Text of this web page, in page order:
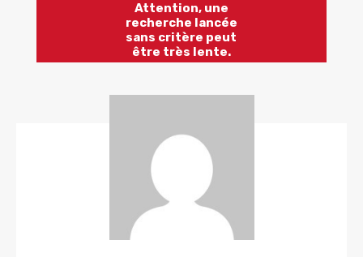
Attention, une
recherche lancée
sans critère peut
être très lente.